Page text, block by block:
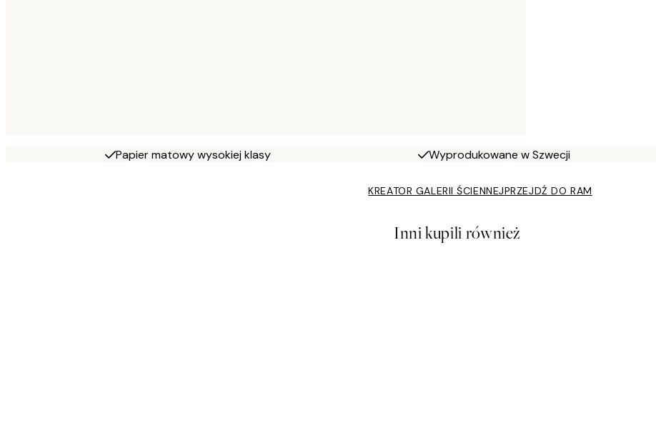
Papier matowy wysokiej klasy Wyprodukowane w Szwecji
KREATOR GALERII ŚCIENNEJPRZEJDŹ DO RAM
Inni kupili również